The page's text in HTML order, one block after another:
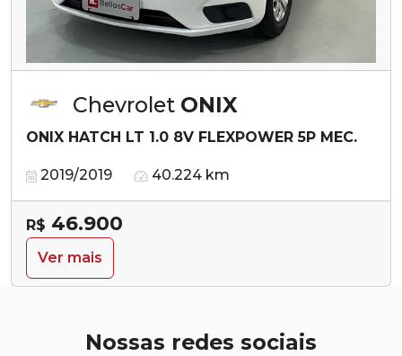
Chevrolet ONIX
ONIX HATCH LT 1.0 8V FLEXPOWER 5P MEC.
2019/2019 40.224 km
R$ 46.900
Ver mais
Nossas redes sociais